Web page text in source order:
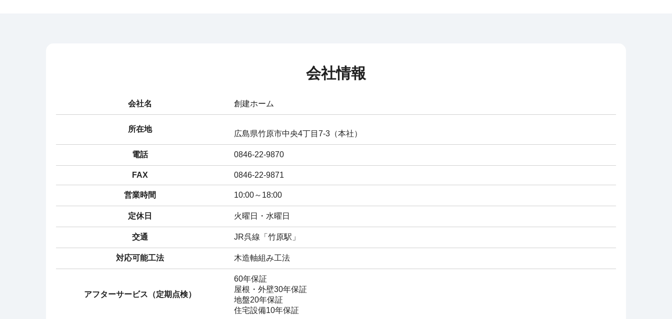
会社情報
会社名 創建ホーム
所在地
広島県竹原市中央4丁目7-3（本社）
電話 0846-22-9870
FAX 0846-22-9871
営業時間 10:00～18:00
定休日 火曜日・水曜日
交通 JR呉線「竹原駅」
対応可能工法 木造軸組み工法
アフターサービス（定期点検）
60年保証
屋根・外壁30年保証
地盤20年保証
住宅設備10年保証